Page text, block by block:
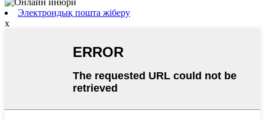
Электрондық пошта жіберу
x